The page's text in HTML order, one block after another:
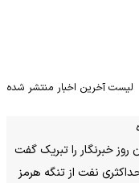
لیست آخرین اخبار منتشر شده
خبرنگار را تبریک گفت
نفت از تنگه هرمز